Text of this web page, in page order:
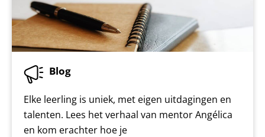
Blog
Elke leerling is uniek, met eigen uitdagingen en
talenten. Lees het verhaal van mentor Angélica
en kom erachter hoe je